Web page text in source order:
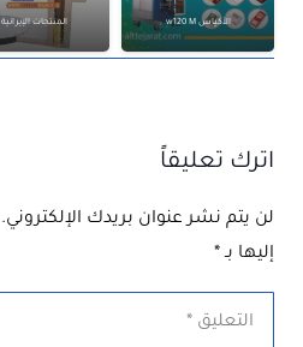
الأكياس w120 M المنتجات الإيرانية
اترك تعليقاً
لن يتم نشر عنوان بريدك الإلكتروني.
إليها بـ*